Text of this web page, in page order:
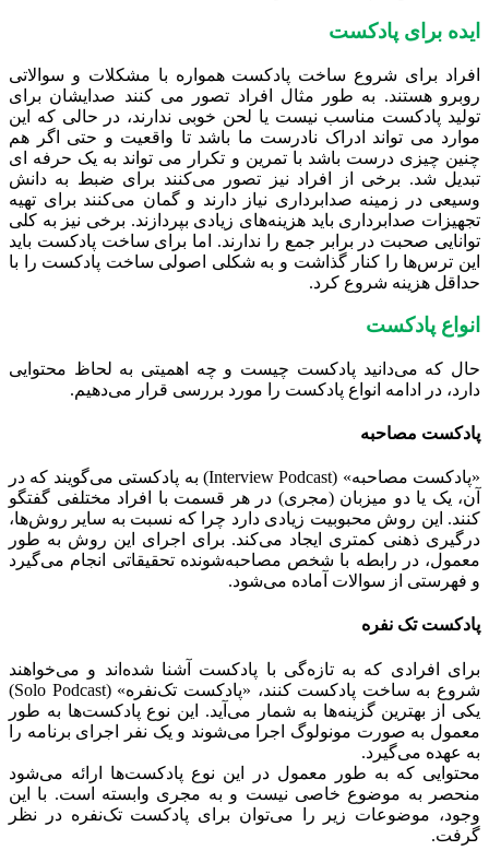
ایده برای پادکست
افراد برای شروع ساخت پادکست همواره با مشکلات و سوالاتی
روبرو هستند. به طور مثال افراد تصور می کنند صدایشان برای
تولید پادکست مناسب نیست یا لحن خوبی ندارند، در حالی که این
موارد می تواند ادراک نادرست ما باشد تا واقعیت و حتی اگر هم
چنین چیزی درست باشد با تمرین و تکرار می تواند به یک حرفه ای
تبدیل شد. برخی از افراد نیز تصور می‌کنند برای ضبط به دانش
وسیعی در زمینه صدابرداری نیاز دارند و گمان می‌کنند برای تهیه
تجهیزات صدابرداری باید هزینه‌های زیادی بپردازند. برخی نیز به کلی
توانایی صحبت در برابر جمع را ندارند. اما برای ساخت پادکست باید
این ترس‌ها را کنار گذاشت و به شکلی اصولی ساخت پادکست را با
حداقل هزینه شروع کرد.
انواع پادکست
حال که می‌دانید پادکست چیست و چه اهمیتی به لحاظ محتوایی
دارد، در ادامه انواع پادکست را مورد بررسی قرار می‌دهیم.
پادکست مصاحبه
«پادکست مصاحبه» (Interview Podcast) به پادکستی می‌گویند که در
آن، یک یا دو میزبان (مجری) در هر قسمت با افراد مختلفی گفتگو
کنند. این روش محبوبیت زیادی دارد چرا که نسبت به سایر روش‌ها،
درگیری ذهنی کمتری ایجاد می‌کند. برای اجرای این روش به طور
معمول، در رابطه با شخص مصاحبه‌شونده تحقیقاتی انجام می‌گیرد
و فهرستی از سوالات آماده می‌شود.
پادکست تک نفره
برای افرادی که به تازه‌گی با پادکست آشنا شده‌اند و می‌خواهند
شروع به ساخت پادکست کنند، «پادکست تک‌نفره» (Solo Podcast)
یکی از بهترین گزینه‌ها به شمار می‌آید. این نوع پادکست‌ها به طور
معمول به صورت مونولوگ اجرا می‌شوند و یک نفر اجرای برنامه را
به عهده می‌‌گیرد.
محتوایی که به طور معمول در این نوع پادکست‌ها ارائه می‌شود
منحصر به موضوع خاصی نیست و به مجری وابسته است. با این
وجود، موضوعات زیر را می‌توان برای پادکست تک‌نفره در نظر
گرفت.